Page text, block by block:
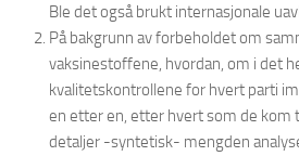
Ble det også brukt internasjonale
På bakgrunn av forbeholdet om
vaksinestoffene, hvordan, om i det
kvalitetskontrollene for hvert parti
en etter en, etter hvert som de kom
detaljer -syntetisk- mengden